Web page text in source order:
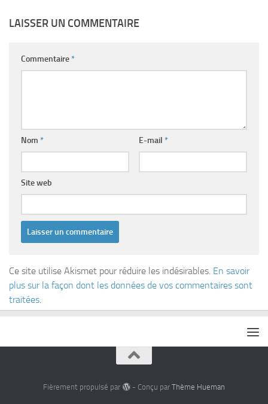
LAISSER UN COMMENTAIRE
Commentaire*
Nom * E-mail *
Site web
Ce site utilise Akismet pour réduire les indésirables. En savoir
plus sur la façon dont les données de vos commentaires sont
traitées.
Fièrement propulsé par - Conçu par Thème Hueman